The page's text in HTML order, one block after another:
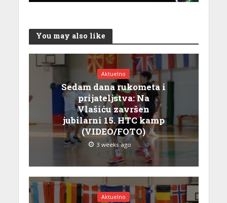
You may also like
Aktuelno
Sedam dana rukometa i
prijateljstva: Na
Vlašiću završen
jubilarni 15. HTC kamp
(VIDEO/FOTO)
3 weeks ago
Aktuelno